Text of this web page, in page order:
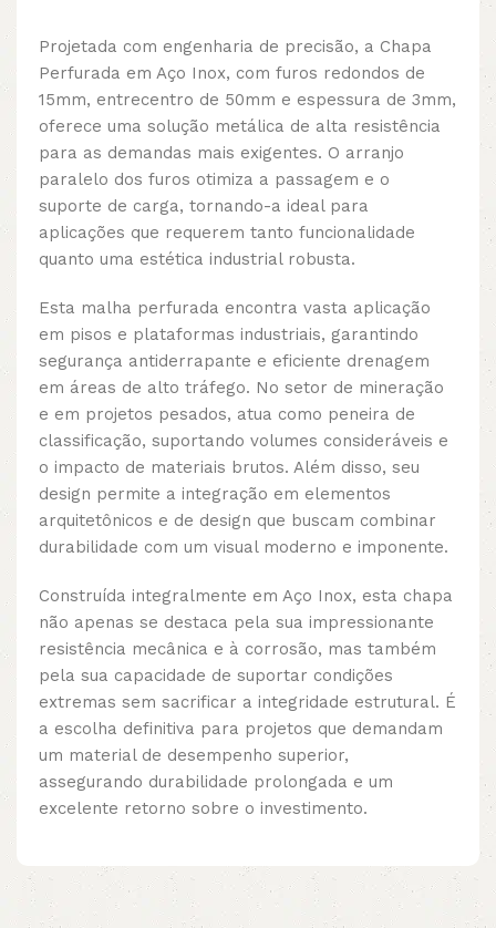
Projetada com engenharia de precisão, a Chapa
Perfurada em Aço Inox, com furos redondos de
15mm, entrecentro de 50mm e espessura de 3mm,
oferece uma solução metálica de alta resistência
para as demandas mais exigentes. O arranjo
paralelo dos furos otimiza a passagem e o
suporte de carga, tornando-a ideal para
aplicações que requerem tanto funcionalidade
quanto uma estética industrial robusta.
Esta malha perfurada encontra vasta aplicação
em pisos e plataformas industriais, garantindo
segurança antiderrapante e eficiente drenagem
em áreas de alto tráfego. No setor de mineração
e em projetos pesados, atua como peneira de
classificação, suportando volumes consideráveis e
o impacto de materiais brutos. Além disso, seu
design permite a integração em elementos
arquitetônicos e de design que buscam combinar
durabilidade com um visual moderno e imponente.
Construída integralmente em Aço Inox, esta chapa
não apenas se destaca pela sua impressionante
resistência mecânica e à corrosão, mas também
pela sua capacidade de suportar condições
extremas sem sacrificar a integridade estrutural. É
a escolha definitiva para projetos que demandam
um material de desempenho superior,
assegurando durabilidade prolongada e um
excelente retorno sobre o investimento.